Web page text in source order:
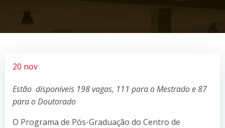
20 nov
Estão disponíveis 198 vagas, 111 para o Mestrado e 87
para o Doutorado
O Programa de Pós-Graduação do Centro de